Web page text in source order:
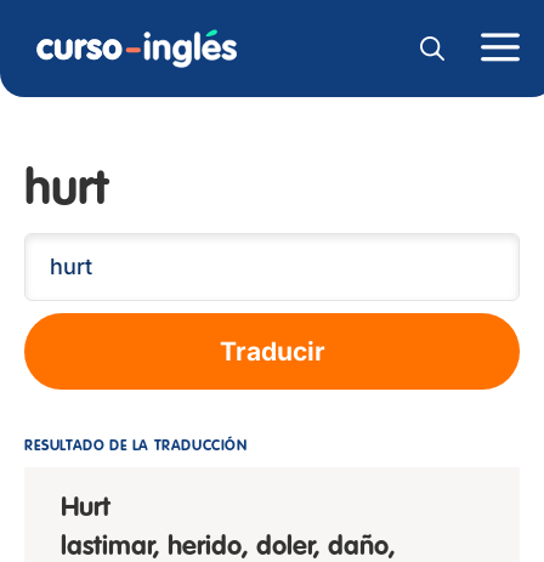
hurt
Traducir
RESULTADO DE LA TRADUCCIÓN
Hurt
lastimar, herido, doler, daño,